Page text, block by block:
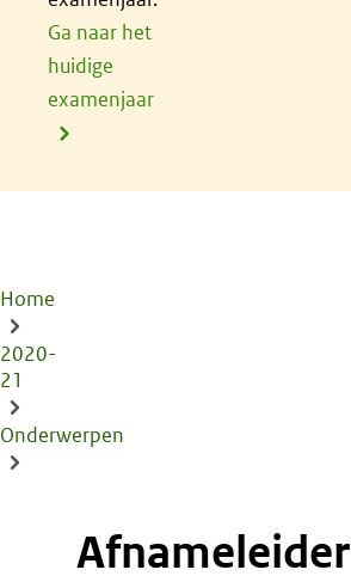
Ga naar het
huidige
examenjaar
Kruimelpad
Home
2020-
21
Onderwerpen
Afnameleider